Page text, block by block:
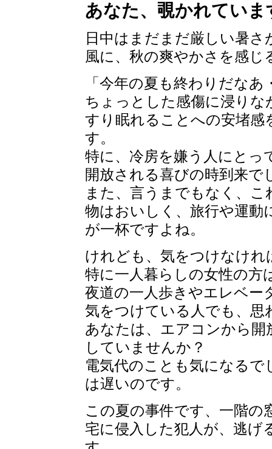
あなた、覗かれていま
日中はまだまだ厳しい暑
風に、秋の爽やかさを感じ
「今年の夏も終わりだな
ちょっとした感傷に浸り
すり眠れることへの安堵感
す。
特に、冷房を嫌う人にとっ
開放される喜びの時到来で
また、言うまでもなく、
物はおいしく、旅行や運動
が一杯ですよね。
けれども、気をつけなけ
特に一人暮らしの女性の方
夜道の一人歩きやエレベー
気をつけている人でも、
あなたは、エアコンから
していませんか？
電気代のことも気になる
は遅いのです。
この夏の事件です、一階
宅に侵入した犯人が、逃げ